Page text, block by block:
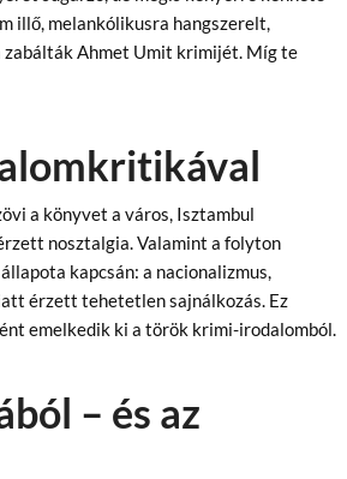
illő, melankólikusra hangszerelt,
zabálták Ahmet Umit krimijét. Míg te
a könyvet a város, Isztambul
nosztalgia. Valamint a folyton
kapcsán: a nacionalizmus,
érzett tehetetlen sajnálkozás. Ez
emelkedik ki a török krimi-irodalomból.
– és az